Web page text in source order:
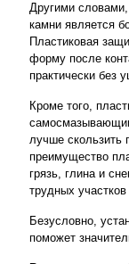
Другими
камни является
Пластиковая
форму после
практически без
Кроме того,
лучше
преимущество
грязь, глина и
трудных
Безусловно,
поможет